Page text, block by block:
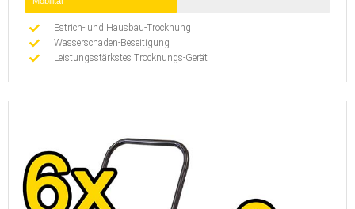
Estrich- und Hausbau-Trocknung
Wasserschaden-Beseitigung
Leistungsstärkstes Trocknungs-Gerät